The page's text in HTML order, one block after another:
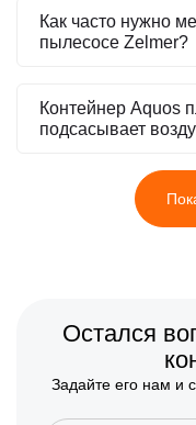
Как часто нужно
пылесосе Zelmer?
Контейнер Aquos
подсасывает
Остался
Задайте его нам и